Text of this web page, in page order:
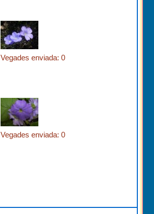
Vegades enviada: 0
Vegades enviada: 0